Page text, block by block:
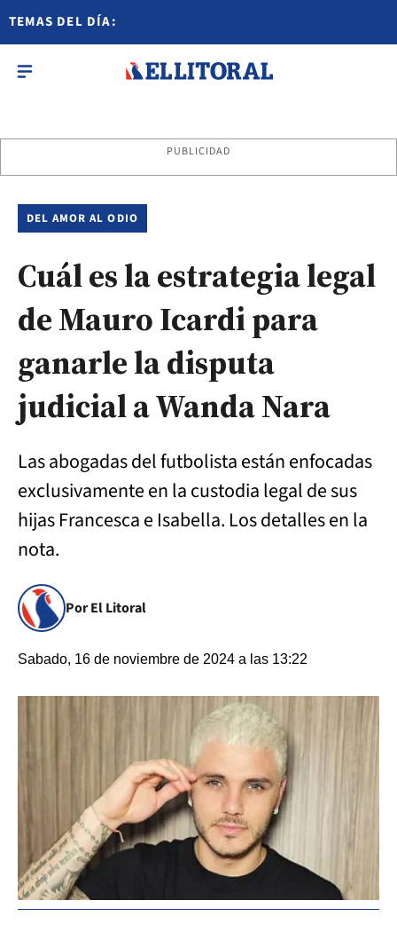
TEMAS DEL DÍA:
PUBLICIDAD
DEL AMOR AL ODIO
Cuál es la estrategia legal
de Mauro Icardi para
ganarle la disputa
judicial a Wanda Nara
Las abogadas del futbolista están enfocadas
exclusivamente en la custodia legal de sus
hijas Francesca e Isabella. Los detalles en la
nota.
Por El Litoral
Sabado, 16 de noviembre de 2024 a las 13:22